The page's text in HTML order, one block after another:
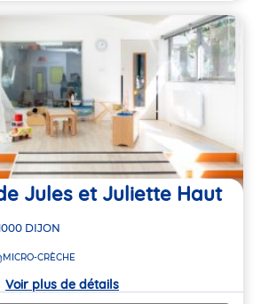
Jules et Juliette Haut
DIJON
MICRO-CRÈCHE
Voir plus de détails